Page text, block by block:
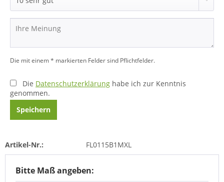
Die mit einem * markierten Felder sind Pflichtfelder.
Die Datenschutzerklärung habe ich zur Kenntnis
genommen.
Speichern
Artikel-Nr.: FL0115B1MXL
Bitte Maß angeben: